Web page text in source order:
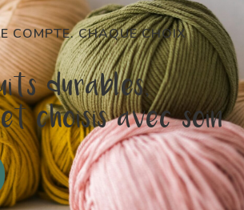
COMPTE. CHAQUE CHOIX
durables,
choisis avec soin